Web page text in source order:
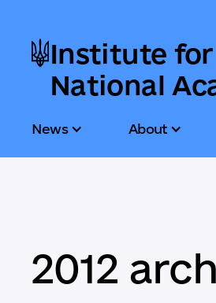
Institute
National
News About
2012